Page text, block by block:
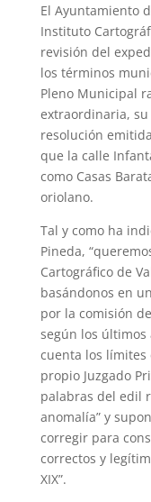
El Ayuntamiento
Instituto
revisión del
los términos
Pleno Municipal
extraordinaria,
resolución
que la calle
como Casas
oriolano.
Tal y como ha
Pineda,
Cartográfico de
basándonos en
por la comisión
según los
cuenta los
propio Juzgado
palabras del edil
anomalía” y
corregir para
correctos y
XIX”.